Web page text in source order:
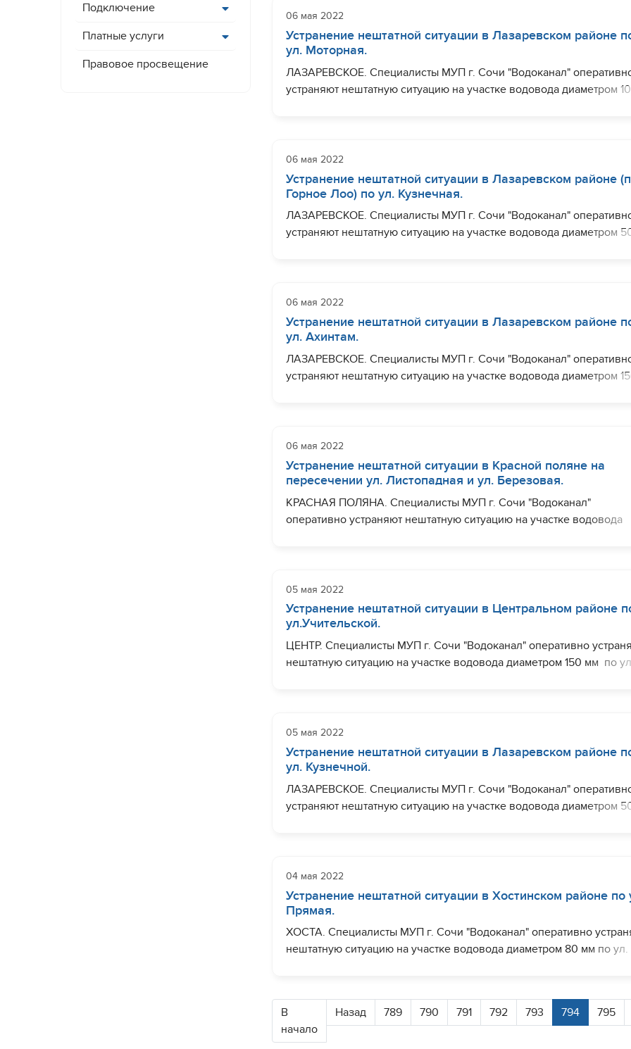
Подключение
Платные услуги
Правовое просвещение
Устранение нештатной ситуации в Лазаревском районе
ул. Моторная.
06 мая 2022
ЛАЗАРЕВСКОЕ. Специалисты МУП г. Сочи "Водоканал"
устраняют нештатную ситуацию на участке водовода диаметром
Устранение нештатной ситуации в Лазаревском районе
Горное Лоо) по ул. Кузнечная.
06 мая 2022
ЛАЗАРЕВСКОЕ. Специалисты МУП г. Сочи "Водоканал"
устраняют нештатную ситуацию на участке водовода диаметром
Устранение нештатной ситуации в Лазаревском районе
ул. Ахинтам.
06 мая 2022
ЛАЗАРЕВСКОЕ. Специалисты МУП г. Сочи "Водоканал"
устраняют нештатную ситуацию на участке водовода диаметром
Устранение нештатной ситуации в Красной поляне на
пересечении ул. Листопадная и ул. Березовая.
06 мая 2022
КРАСНАЯ ПОЛЯНА. Специалисты МУП г. Сочи "Водоканал"
оперативно устраняют нештатную ситуацию на участке водовода
Устранение нештатной ситуации в Центральном районе
ул.Учительской.
05 мая 2022
ЦЕНТР. Специалисты МУП г. Сочи "Водоканал" оперативно
нештатную ситуацию на участке водовода диаметром 150 мм по
Устранение нештатной ситуации в Лазаревском районе
ул. Кузнечной.
05 мая 2022
ЛАЗАРЕВСКОЕ. Специалисты МУП г. Сочи "Водоканал"
устраняют нештатную ситуацию на участке водовода диаметром
Устранение нештатной ситуации в Хостинском районе по
Прямая.
04 мая 2022
ХОСТА. Специалисты МУП г. Сочи "Водоканал" оперативно
нештатную ситуацию на участке водовода диаметром 80 мм по ул.
Завершить необходимый комплекс работ планируется до 18:00.
В
начало
Назад 789 790 791 792 793 794 795